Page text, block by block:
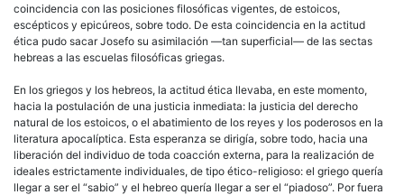
coincidencia con las posiciones filosóficas vigentes, de estoicos,
escépticos y epicúreos, sobre todo. De esta coincidencia en la actitud
ética pudo sacar Josefo su asimilación —tan superficial— de las sectas
hebreas a las escuelas filosóficas griegas.
En los griegos y los hebreos, la actitud ética llevaba, en este momento,
hacia la postulación de una justicia inmediata: la justicia del derecho
natural de los estoicos, o el abatimiento de los reyes y los poderosos en la
literatura apocalíptica. Esta esperanza se dirigía, sobre todo, hacia una
liberación del individuo de toda coacción externa, para la realización de
ideales estrictamente individuales, de tipo ético-religioso: el griego quería
llegar a ser el “sabio” y el hebreo quería llegar a ser el “piadoso”. Por fuera